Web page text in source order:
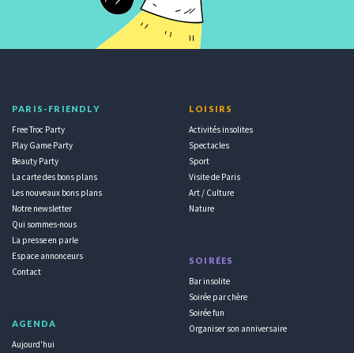
PARIS-FRIENDLY
Free Troc Party
Play Game Party
Beauty Party
La carte des bons plans
Les nouveaux bons plans
Notre newsletter
Qui sommes-nous
La presse en parle
Espace annonceurs
Contact
AGENDA
Aujourd'hui
LOISIRS
Activités insolites
Spectacles
Sport
Visite de Paris
Art / Culture
Nature
SOIRÉES
Bar insolite
Soirée par chère
Soirée fun
Organiser son anniversaire